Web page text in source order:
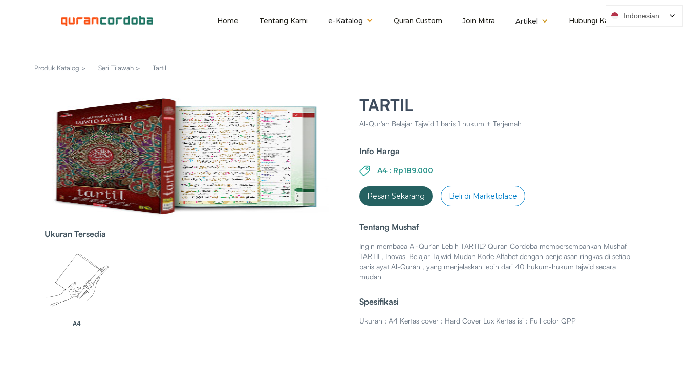
Home Tentang Kami e-Katalog Quran Custom Join Mitra Artikel Hubungi Kami
Produk Katalog > Seri Tilawah > Tartil
Ukuran Tersedia
A4
TARTIL
Al-Qur'an Belajar Tajwid 1 baris 1 hukum + Terjemah
Info Harga
A4 : Rp189.000
Pesan Sekarang Beli di Marketplace
Tentang Mushaf
Ingin membaca Al-Qur'an Lebih TARTIL? Quran Cordoba mempersembahkan Mushaf
TARTIL, Inovasi Belajar Tajwid Mudah Kode Alfabet dengan penjelasan ringkas di setiap
baris ayat Al-Qurán , yang menjelaskan lebih dari 40 hukum-hukum tajwid secara
mudah
Spesifikasi
Ukuran : A4 Kertas cover : Hard Cover Lux Kertas isi : Full color QPP
Indonesian